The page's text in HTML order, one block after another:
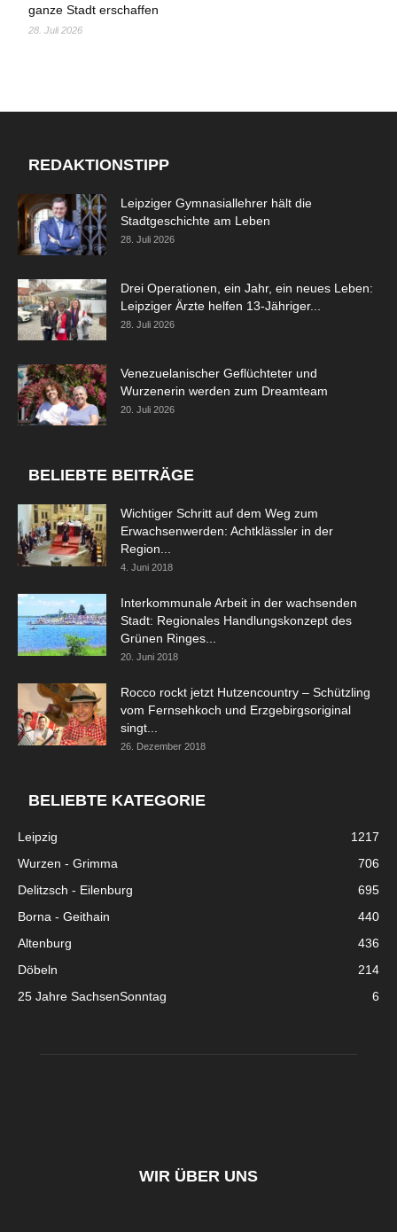
ganze Stadt erschaffen
28. Juli 2026
REDAKTIONSTIPP
Leipziger Gymnasiallehrer hält die
Stadtgeschichte am Leben
28. Juli 2026
Drei Operationen, ein Jahr, ein neues Leben:
Leipziger Ärzte helfen 13-Jähriger...
28. Juli 2026
Venezuelanischer Geflüchteter und
Wurzenerin werden zum Dreamteam
20. Juli 2026
BELIEBTE BEITRÄGE
Wichtiger Schritt auf dem Weg zum
Erwachsenwerden: Achtklässler in der
Region...
4. Juni 2018
Interkommunale Arbeit in der wachsenden
Stadt: Regionales Handlungskonzept des
Grünen Ringes...
20. Juni 2018
Rocco rockt jetzt Hutzencountry – Schützling
vom Fernsehkoch und Erzgebirgsoriginal
singt...
26. Dezember 2018
BELIEBTE KATEGORIE
Leipzig
1217
Wurzen - Grimma
706
Delitzsch - Eilenburg
695
Borna - Geithain
440
Altenburg
436
Döbeln
214
25 Jahre SachsenSonntag
6
WIR ÜBER UNS